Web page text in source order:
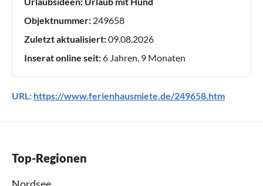
Objektnummer: 249658
Zuletzt aktualisiert:09.08.2026
Inserat online seit:6 Jahren, 9 Monaten
URL: https://www.ferienhausmiete.de/249658.htm
Top-Regionen